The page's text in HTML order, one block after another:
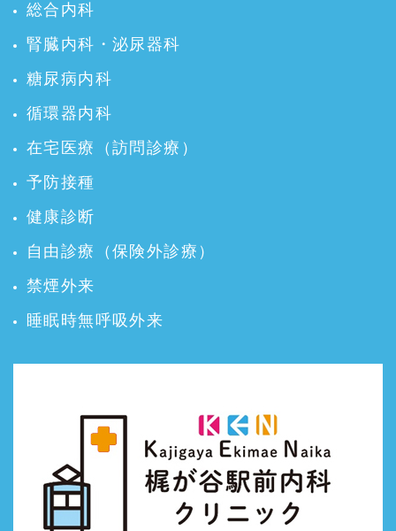
総合内科
腎臓内科・泌尿器科
糖尿病内科
循環器内科
在宅医療（訪問診療）
予防接種
健康診断
自由診療（保険外診療）
禁煙外来
睡眠時無呼吸外来